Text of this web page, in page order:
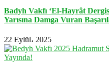
Badyh Vakfı ‘El-Hayrât
Yarısına Damga Vuran
22 Eylül، 2025